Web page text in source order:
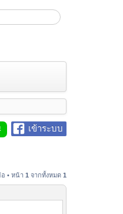
เข้าระบบ
• หน้า 1 จากทั้งหมด 1